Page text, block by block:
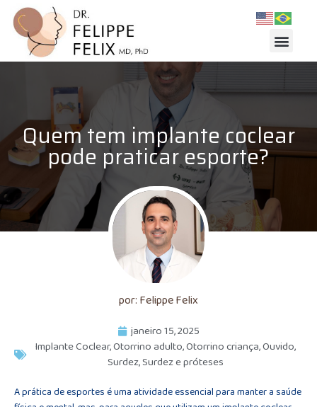
Quem tem implante coclear
pode praticar esporte?
por: Felippe Felix
janeiro 15, 2025
Implante Coclear,Otorrino adulto,Otorrino criança,Ouvido,
Surdez,Surdez e próteses
A prática de esportes é uma atividade essencial para manter a saúde